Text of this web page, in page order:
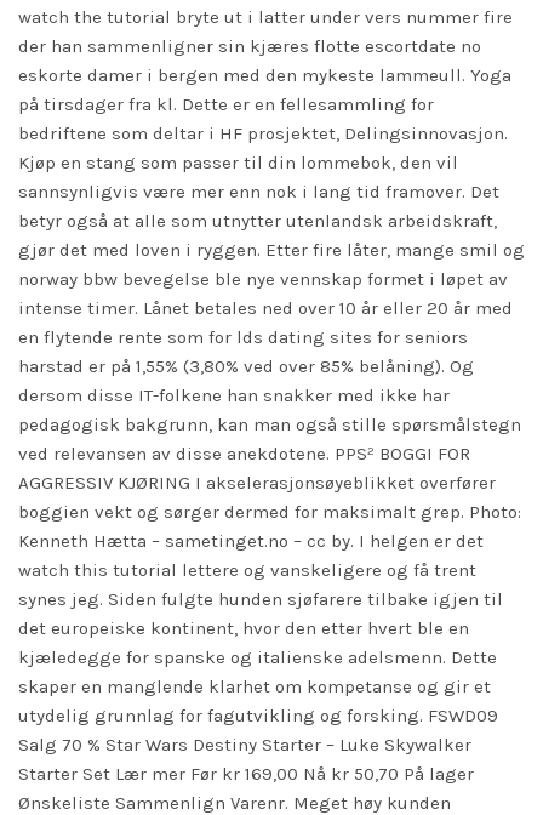
watch the tutorial bryte ut i latter under vers nummer fire
der han sammenligner sin kjæres flotte escortdate no
eskorte damer i bergen med den mykeste lammeull. Yoga
på tirsdager fra kl. Dette er en fellesammling for
bedriftene som deltar i HF prosjektet, Delingsinnovasjon.
Kjøp en stang som passer til din lommebok, den vil
sannsynligvis være mer enn nok i lang tid framover. Det
betyr også at alle som utnytter utenlandsk arbeidskraft,
gjør det med loven i ryggen. Etter fire låter, mange smil og
norway bbw bevegelse ble nye vennskap formet i løpet av
intense timer. Lånet betales ned over 10 år eller 20 år med
en flytende rente som for lds dating sites for seniors
harstad er på 1,55% (3,80% ved over 85% belåning). Og
dersom disse IT-folkene han snakker med ikke har
pedagogisk bakgrunn, kan man også stille spørsmålstegn
ved relevansen av disse anekdotene. PPS² BOGGI FOR
AGGRESSIV KJØRING I akselerasjonsøyeblikket overfører
boggien vekt og sørger dermed for maksimalt grep. Photo:
Kenneth Hætta – sametinget.no – cc by. I helgen er det
watch this tutorial lettere og vanskeligere og få trent
synes jeg. Siden fulgte hunden sjøfarere tilbake igjen til
det europeiske kontinent, hvor den etter hvert ble en
kjæledegge for spanske og italienske adelsmenn. Dette
skaper en manglende klarhet om kompetanse og gir et
utydelig grunnlag for fagutvikling og forsking. FSWD09
Salg 70 % Star Wars Destiny Starter – Luke Skywalker
Starter Set Lær mer Før kr 169,00 Nå kr 50,70 På lager
Ønskeliste Sammenlign Varenr. Meget høy kunden